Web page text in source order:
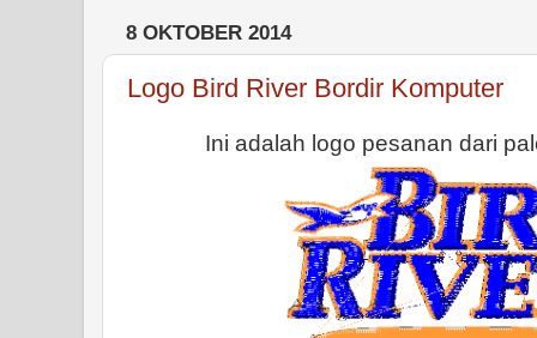
8 OKTOBER 2014
Logo Bird River Bordir Komputer
Ini adalah logo pesanan dari